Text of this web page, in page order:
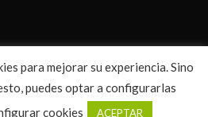
Legal Política de Cookies |Sitemap
para mejorar su experiencia. Sino
puedes optar a configurarlas
cookies ACEPTAR